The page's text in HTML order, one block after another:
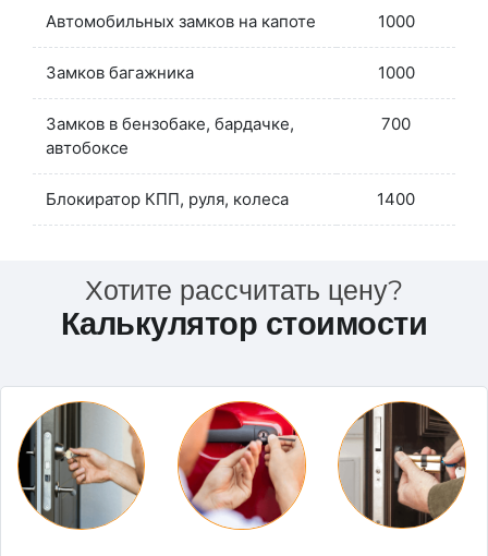
Автомобильных замков на капоте 1000
Замков багажника 1000
Замков в бензобаке, бардачке,
автобоксе
700
Блокиратор КПП, руля, колеса 1400
Хотите рассчитать цену?
Калькулятор стоимости